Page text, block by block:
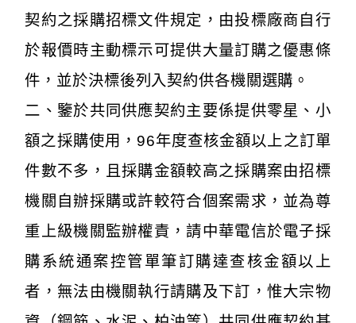
契約之採購招標文件規定，由投標廠商自行
於報價時主動標示可提供大量訂購之優惠條
件，並於決標後列入契約供各機關選購。
二、鑒於共同供應契約主要係提供零星、小
額之採購使用，96年度查核金額以上之訂單
件數不多，且採購金額較高之採購案由招標
機關自辦採購或許較符合個案需求，並為尊
重上級機關監辦權責，請中華電信於電子採
購系統通案控管單筆訂購達查核金額以上
者，無法由機關執行請購及下訂，惟大宗物